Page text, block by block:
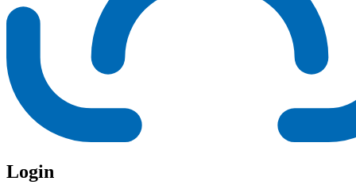
Login